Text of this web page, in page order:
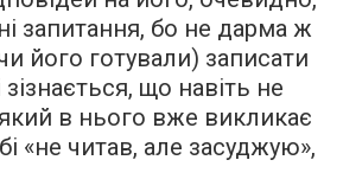
запитання, бо не дарма ж
його готували) записати
зізнається, що навіть не
в нього вже викликає
«не читав, але засуджую»,